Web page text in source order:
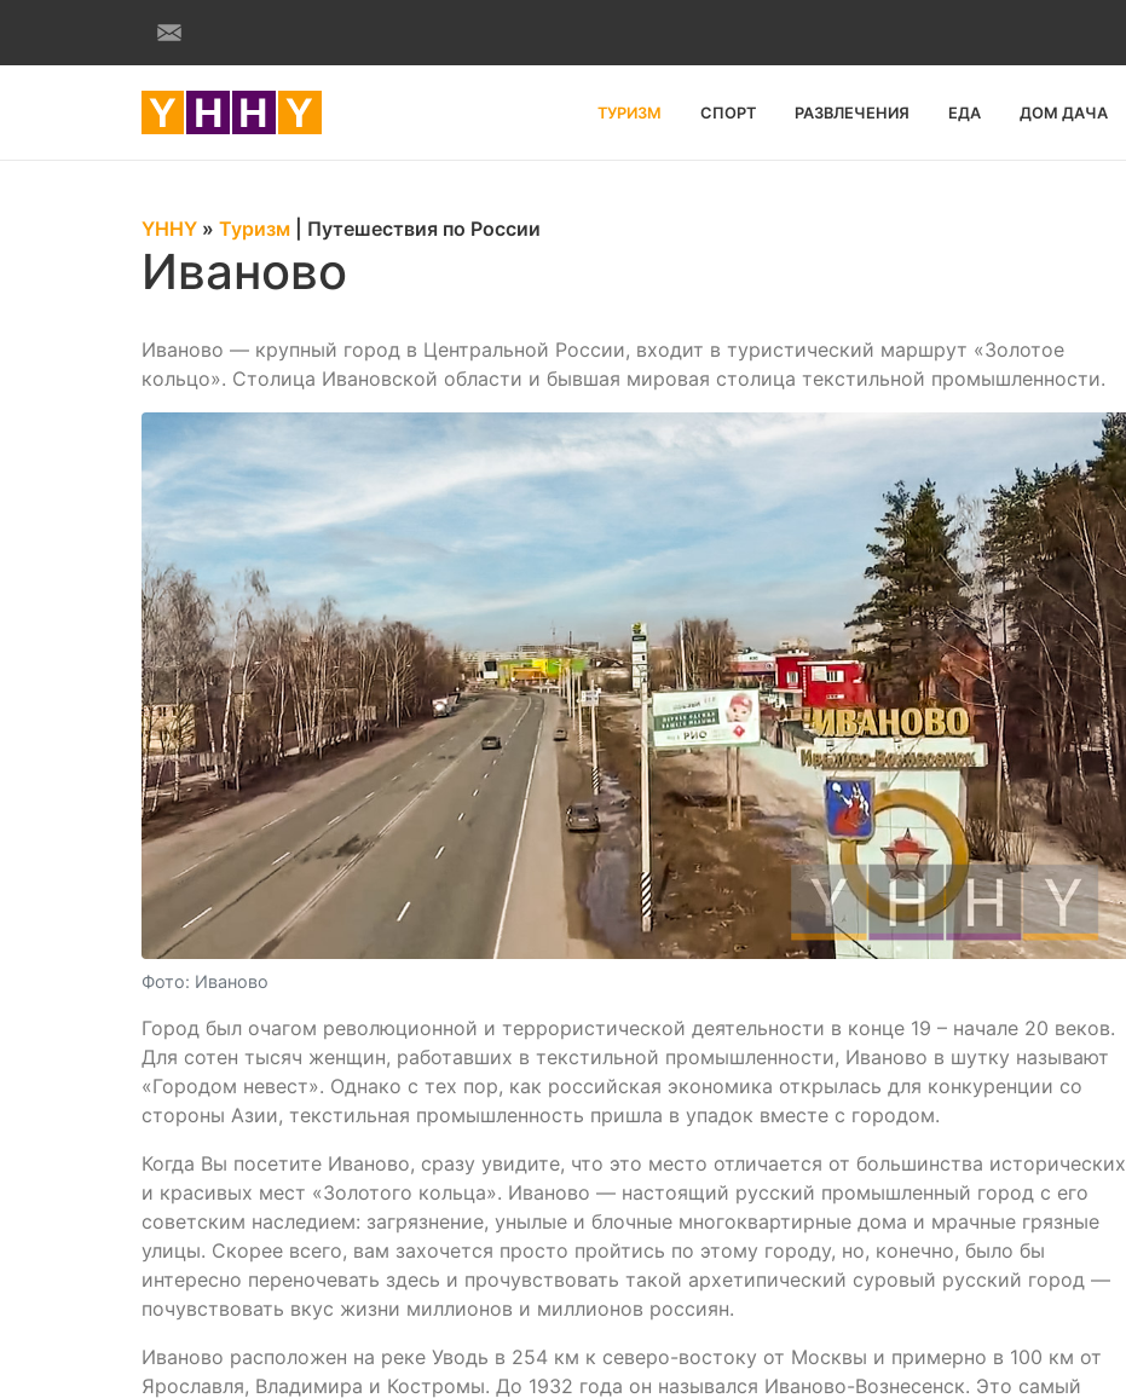
ТУРИЗМ СПОРТ РАЗВЛЕЧЕНИЯ ЕДА ДОМ ДАЧА
YHHY » Туризм Путешествия по России
Иваново
Иваново — крупный город в Центральной России, входит в туристический маршрут «Золотое
кольцо». Столица Ивановской области и бывшая мировая столица текстильной промышленности.
Фото: Иваново
Город был очагом революционной и террористической деятельности в конце 19 – начале 20 веков.
Для сотен тысяч женщин, работавших в текстильной промышленности, Иваново в шутку называют
«Городом невест». Однако с тех пор, как российская экономика открылась для конкуренции со
стороны Азии, текстильная промышленность пришла в упадок вместе с городом.
Когда Вы посетите Иваново, сразу увидите, что это место отличается от большинства исторических
и красивых мест «Золотого кольца». Иваново — настоящий русский промышленный город с его
советским наследием: загрязнение, унылые и блочные многоквартирные дома и мрачные грязные
улицы. Скорее всего, вам захочется просто пройтись по этому городу, но, конечно, было бы
интересно переночевать здесь и прочувствовать такой архетипический суровый русский город —
почувствовать вкус жизни миллионов и миллионов россиян.
Иваново расположен на реке Уводь в 254 км к северо-востоку от Москвы и примерно в 100 км от
Ярославля, Владимира и Костромы. До 1932 года он назывался Иваново-Вознесенск. Это самый